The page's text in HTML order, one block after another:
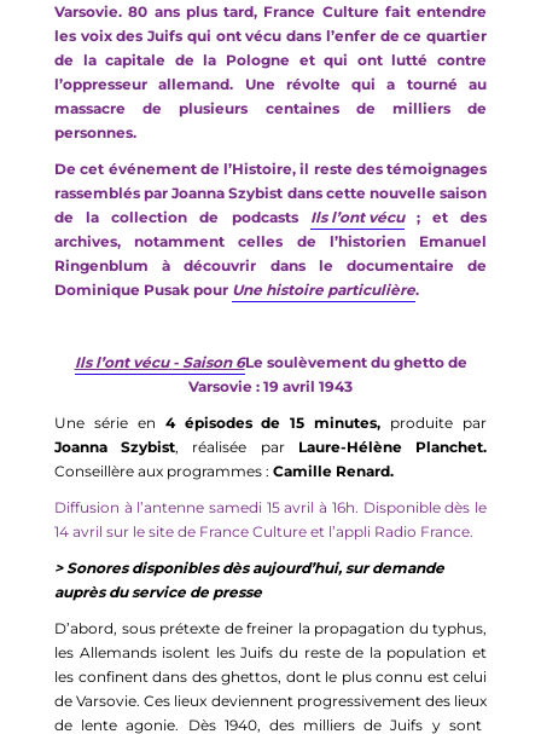
Varsovie.80 ans plus tard, France Culture fait entendre
les voix desJuifs qui ont vécu dans l’enfer de ce quartier
de la capitale de la Pologne et qui ont lutté contre
l’oppresseurallemand. Une révoltequi a tourné au
massacre de plusieurs centaines de milliers de
personnes.
De cet événement de l’Histoire, il reste des témoignages
rassembléspar JoannaSzybist dans cette nouvelle saison
de la collection de podcasts
Ils l’ont vécu ; etdes
archives, notamment celles de l’historien Emanuel
Ringenblum à découvrir dans le documentaire de
Dominique Pusak pour Une histoire particulière.
Ils l’ont vécu - Saison 6Le soulèvement du ghetto de
Varsovie : 19 avril 1943
Une série en 4 épisodes de 15 minutes, produite par
JoannaSzybist, réalisée par Laure-Hélène Planchet.
Conseillère aux programmes : Camille Renard.
Diffusion à l’antenne samedi 15 avril à 16h. Disponible dès le
14 avril sur le site de France Culture et l’appli Radio France.
> Sonores disponibles dès aujourd’hui, sur demande
auprès du service de presse
D’abord, sous prétexte de freiner la propagation du typhus,
les Allemands isolent les Juifs du reste de la population et
les confinent dans des ghettos, dont le plus connu est celui
de Varsovie.Ces lieux deviennentprogressivement deslieux
de lente agonie.
Dès 1940, des milliers deJuifs y sont